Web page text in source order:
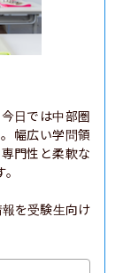
日では中部圏
幅広い学問領
門性と柔軟な
を受験生向け